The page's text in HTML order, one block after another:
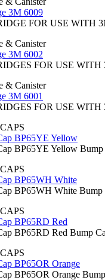
3M 6009
FOR USE WITH
& Canister
3M 6002
FOR USE WITH
& Canister
3M 6001
FOR USE WITH
BP65YE Yellow
BP65YE Yellow Bump
BP65WH White
BP65WH White Bump
BP65RD Red
BP65RD Red Bump
BP65OR Orange
BP65OR Orange